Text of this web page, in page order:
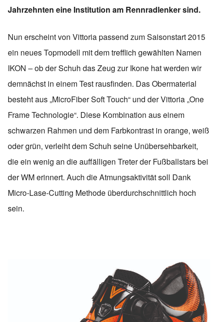
Jahrzehnten eine Institution am Rennradlenker sind.
Nun erscheint von Vittoria passend zum Saisonstart 2015
ein neues Topmodell mit dem trefflich gewählten Namen
IKON – ob der Schuh das Zeug zur Ikone hat werden wir
demnächst in einem Test rausfinden. Das Obermaterial
besteht aus „MicroFiber Soft Touch“ und der Vittoria „One
Frame Technologie“. Diese Kombination aus einem
schwarzen Rahmen und dem Farbkontrast in orange, weiß
oder grün, verleiht dem Schuh seine Unübersehbarkeit,
die ein wenig an die auffälligen Treter der Fußballstars bei
der WM erinnert. Auch die Atmungsaktivität soll Dank
Micro-Lase-Cutting Methode überdurchschnittlich hoch
sein.